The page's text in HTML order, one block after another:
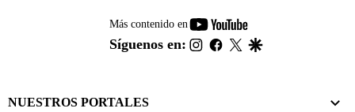
Más contenido en
youtube-
footer
Síguenos en: instagram
facebook
twitter
NUESTROS PORTALES